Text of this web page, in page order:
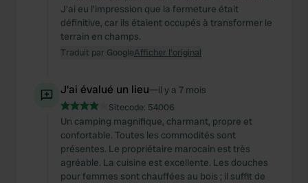
J'ai eu l'impression que la fermeture était
définitive, car ils étaient occupés à transformer le
terrain en champs.
Traduit par GoogleAfficher l'original
J'ai évalué un lieu—il y a 7 mois
Sitecode: 54006
Un camping magnifique, charmant, propre et
confortable. Toutes les commodités sont
présentes. Le propriétaire marocain est très
agréable. La cuisine est excellente. Les douches
pour femmes sont chauffées au bois ; il suffit de